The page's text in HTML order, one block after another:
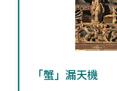
「蟹」漏天機